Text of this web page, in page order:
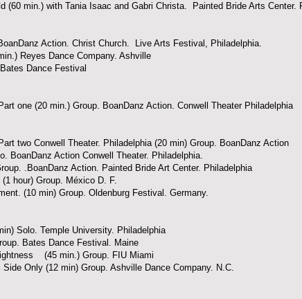
(60 min.) with Tania Isaac and Gabri Christa. Painted Bride Arts Center.
Action. Christ Church. Live Arts Festival, Philadelphia.
Reyes Dance Company. Ashville
Dance Festival
one (20 min.) Group. BoanDanz Action. Conwell Theater Philadelphia
two Conwell Theater. Philadelphia (20 min) Group. BoanDanz Action
BoanDanz Action Conwell Theater. Philadelphia.
.BoanDanz Action. Painted Bride Art Center. Philadelphia
hour) Group. México D. F.
(10 min) Group. Oldenburg Festival. Germany.
Solo. Temple University. Philadelphia
Bates Dance Festival. Maine
(45 min.) Group. FIU Miami
Side Only (12 min) Group. Ashville Dance Company. N.C.